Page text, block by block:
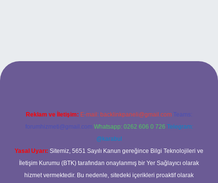
mi
Reklam ve İletişim: E-mail: backlinkpaneli@gmail.com Teams:
forumhizmeti@gmail.com Whatsapp: 0262 606 0 726 Telegram:
@karabul
Yasal Uyarı: Sitemiz, 5651 Sayılı Kanun gereğince Bilgi Teknolojileri ve
İletişim Kurumu (BTK) tarafından onaylanmış bir Yer Sağlayıcı olarak
hizmet vermektedir. Bu nedenle, sitedeki içerikleri proaktif olarak